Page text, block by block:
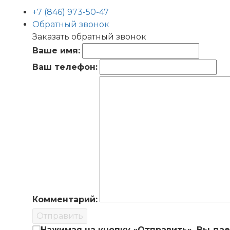
+7 (846) 973-50-47
Обратный звонок
Заказать обратный звонок
Ваше имя:
Ваш телефон:
Комментарий:
Отправить